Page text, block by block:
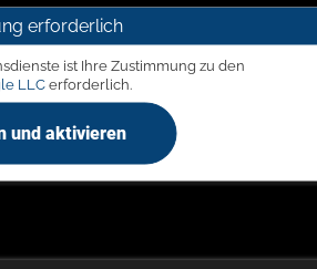
erforderlich
ist Ihre Zustimmung zu den
LLCerforderlich.
und aktivieren